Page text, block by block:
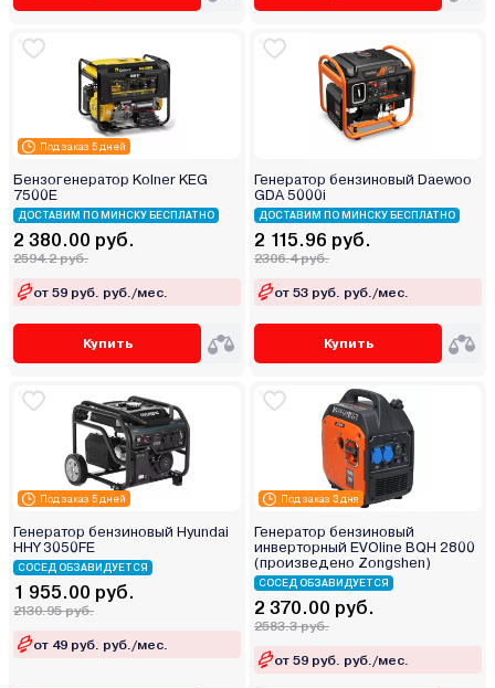
Под заказ 5 дней
Бензогенератор Kolner KEG
7500E
ДОСТАВИМ ПО МИНСКУ БЕСПЛАТНО
2 380.00 руб.
2594.2 руб.
от 59 руб. руб./мес.
Купить
Генератор бензиновый Daewoo
GDA 5000i
ДОСТАВИМ ПО МИНСКУ БЕСПЛАТНО
2 115.96 руб.
2306.4 руб.
от 53 руб. руб./мес.
Купить
Под заказ 5 дней
Генератор бензиновый Hyundai
HHY 3050FE
СОСЕД ОБЗАВИДУЕТСЯ
1 955.00 руб.
2130.95 руб.
от 49 руб. руб./мес.
Под заказ 3 дня
Генератор бензиновый
инверторный EVOline BQH 2800
(произведено Zongshen)
СОСЕД ОБЗАВИДУЕТСЯ
2 370.00 руб.
2583.3 руб.
от 59 руб. руб./мес.